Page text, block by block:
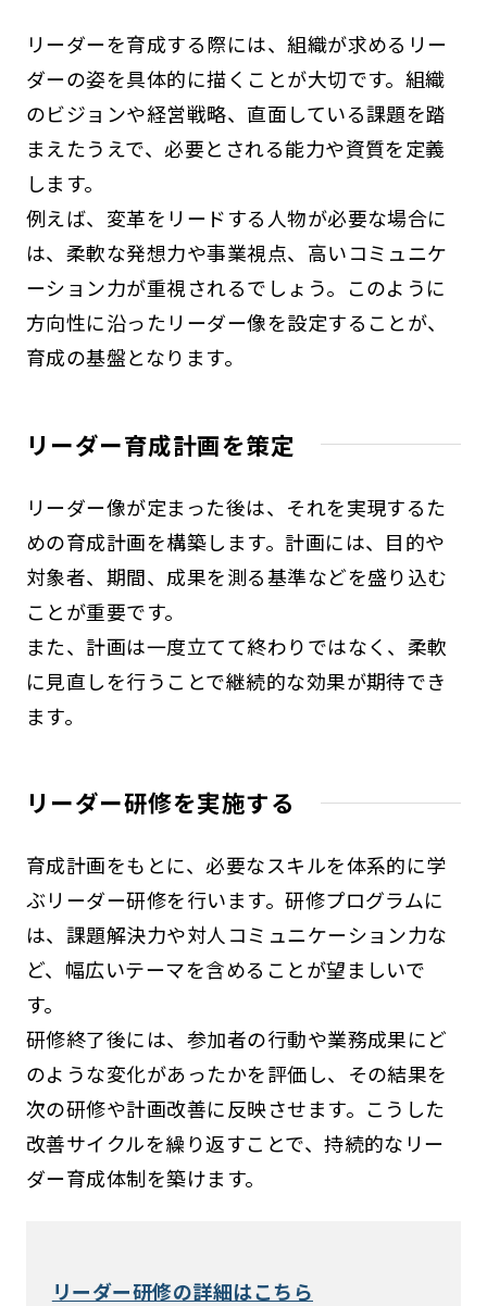
リーダーを育成する際には、組織が求めるリー
ダーの姿を具体的に描くことが大切です。組織
のビジョンや経営戦略、直面している課題を踏
まえたうえで、必要とされる能力や資質を定義
します。
例えば、変革をリードする人物が必要な場合に
は、柔軟な発想力や事業視点、高いコミュニケ
ーション力が重視されるでしょう。このように
方向性に沿ったリーダー像を設定することが、
育成の基盤となります。
リーダー育成計画を策定
リーダー像が定まった後は、それを実現するた
めの育成計画を構築します。計画には、目的や
対象者、期間、成果を測る基準などを盛り込む
ことが重要です。
また、計画は一度立てて終わりではなく、柔軟
に見直しを行うことで継続的な効果が期待でき
ます。
リーダー研修を実施する
育成計画をもとに、必要なスキルを体系的に学
ぶリーダー研修を行います。研修プログラムに
は、課題解決力や対人コミュニケーション力な
ど、幅広いテーマを含めることが望ましいで
す。
研修終了後には、参加者の行動や業務成果にど
のような変化があったかを評価し、その結果を
次の研修や計画改善に反映させます。こうした
改善サイクルを繰り返すことで、持続的なリー
ダー育成体制を築けます。
リーダー研修の詳細はこちら